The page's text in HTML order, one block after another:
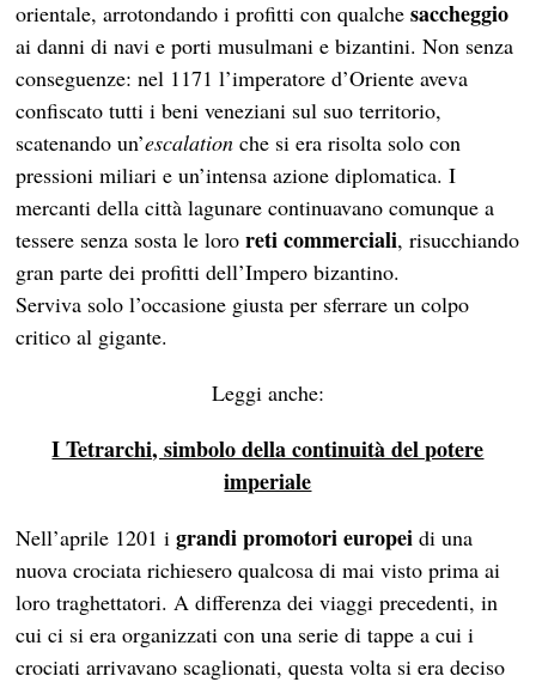
orientale, arrotondando i profitti con qualchesaccheggio
ai danni di navi e porti musulmani e bizantini. Non senza
conseguenze: nel 1171 l’imperatore d’Oriente aveva
confiscato tutti i beni veneziani sul suo territorio,
scatenando un’escalation che si era risolta solo con
pressioni miliari e un’intensa azione diplomatica. I
mercanti della città lagunare continuavano comunque a
tessere senza sosta le lororeti commerciali, risucchiando
gran parte dei profitti dell’Impero bizantino.
Serviva solo l’occasione giusta per sferrare un colpo
critico al gigante.
Leggi anche:
I Tetrarchi, simbolo della continuità del potere
imperiale
Nell’aprile 1201 igrandi promotori europei di una
nuova crociata richiesero qualcosa di mai visto prima ai
loro traghettatori. A differenza dei viaggi precedenti, in
cui ci si era organizzati con una serie di tappe a cui i
crociati arrivavano scaglionati, questa volta si era deciso